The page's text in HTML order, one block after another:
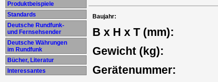
Produktbeispiele
Standards
Deutsche Rundfunk-
und Fernsehsender
Deutsche Währungen
im Rundfunk
Bücher, Literatur
Interessantes
Baujahr:
B x H x T (mm):
Gewicht (kg):
Gerätenummer: